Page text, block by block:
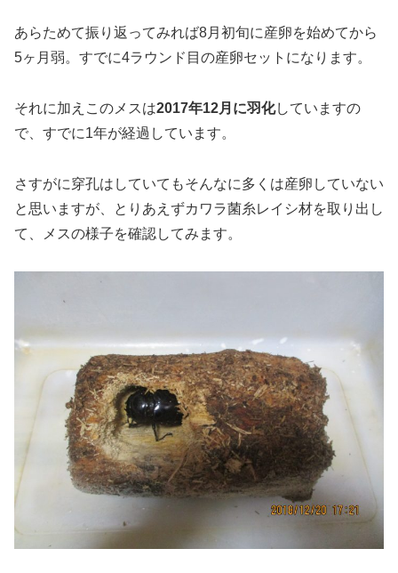
あらためて振り返ってみれば8月初旬に産卵を始めてから
5ヶ月弱。すでに4ラウンド目の産卵セットになります。
それに加えこのメスは2017年12月に羽化していますの
で、すでに1年が経過しています。
さすがに穿孔はしていてもそんなに多くは産卵していない
と思いますが、とりあえずカワラ菌糸レイシ材を取り出し
て、メスの様子を確認してみます。